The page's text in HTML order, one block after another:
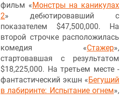
фильм «Монстры на каникулах
2» дебютировавший с
показателем $47,500,000. На
второй строчке расположилась
комедия «Стажер»,
стартовавшая с результатом
$18,225,000. На третьем месте -
фантастический экшн «Бегущий
в лабиринте: Испытание огнем»,